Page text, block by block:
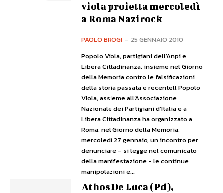
viola proietta mercoledì
a Roma Nazirock
PAOLO BROGI - 25 GENNAIO 2010
Popolo Viola, partigiani dell’Anpi e
Libera Cittadinanza, insieme nel Giorno
della Memoria contro le falsificazioni
della storia passata e recentell Popolo
Viola, assieme all’Associazione
Nazionale dei Partigiani d’Italia e a
Libera Cittadinanza ha organizzato a
Roma, nel Giorno della Memoria,
mercoledì 27 gennaio, un incontro per
denunciare – si legge nel comunicato
della manifestazione - le continue
manipolazioni e...
Athos De Luca (Pd),